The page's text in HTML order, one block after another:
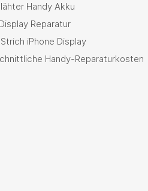
Handy Akku
Reparatur
iPhone Display
Handy-Reparaturkosten